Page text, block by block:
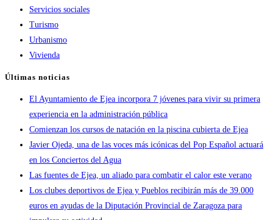
Servicios sociales
Turismo
Urbanismo
Vivienda
Últimas noticias
El Ayuntamiento de Ejea incorpora 7 jóvenes para vivir su primera
experiencia en la administración pública
Comienzan los cursos de natación en la piscina cubierta de Ejea
Javier Ojeda, una de las voces más icónicas del Pop Español actuará
en los Conciertos del Agua
Las fuentes de Ejea, un aliado para combatir el calor este verano
Los clubes deportivos de Ejea y Pueblos recibirán más de 39.000
euros en ayudas de la Diputación Provincial de Zaragoza para